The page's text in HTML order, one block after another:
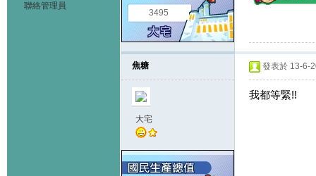
聯絡管理員
3495
焦糖
大宅
發表於 13-6-
我都等緊!!